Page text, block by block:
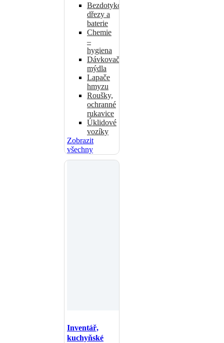
Bezdotykové
dřezy a
baterie
Chemie
–
hygiena
Dávkovače
mýdla
Lapače
hmyzu
Roušky,
ochranné
rukavice
Úklidové
vozíky
Zobrazit
všechny
Inventář,
kuchyňské